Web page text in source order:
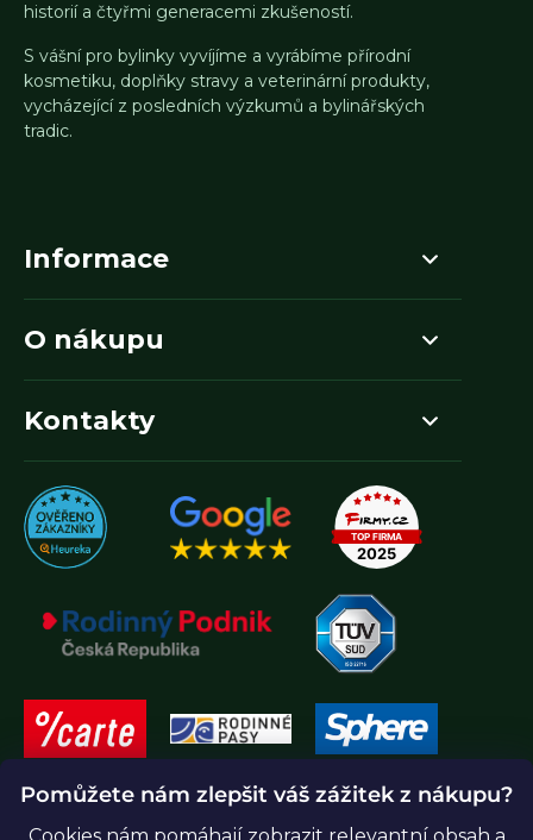
Pomůžete nám zlepšit váš zážitek z nákupu?
historií a čtyřmi generacemi zkušeností.
S vášní pro bylinky vyvíjíme a vyrábíme přírodní
kosmetiku, doplňky stravy a veterinární produkty,
vycházející z posledních výzkumů a bylinářských
tradic.
Informace
O nákupu
Kontakty